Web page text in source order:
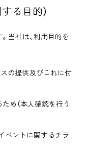
る目的）
当社は、利用目的を
の提供及びこれに付
め（本人確認を行う
ベントに関するチラ